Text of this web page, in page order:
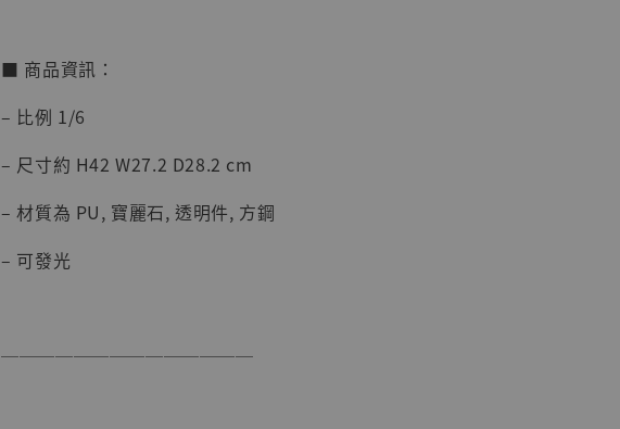
系列蒐藏雕像 布魯
Studio]
NT$ 1,870
■ 商品資訊：
– 比例 1/6
– 尺寸約 H42 W27.2 D28.2 cm
– 材質為 PU, 寶麗石, 透明件, 方鋼
– 可發光
──────────────